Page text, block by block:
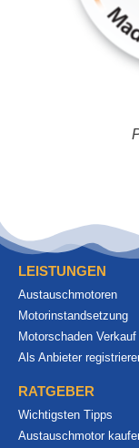
LEISTUNGEN
Austauschmotoren
Motorinstandsetzung
Motorschaden Verkauf
Als Anbieter
RATGEBER
Wichtigsten Tipps
Austauschmotor